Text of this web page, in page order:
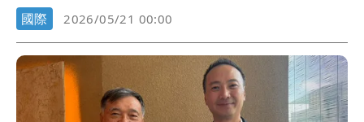
國際
2026/05/21 00:00